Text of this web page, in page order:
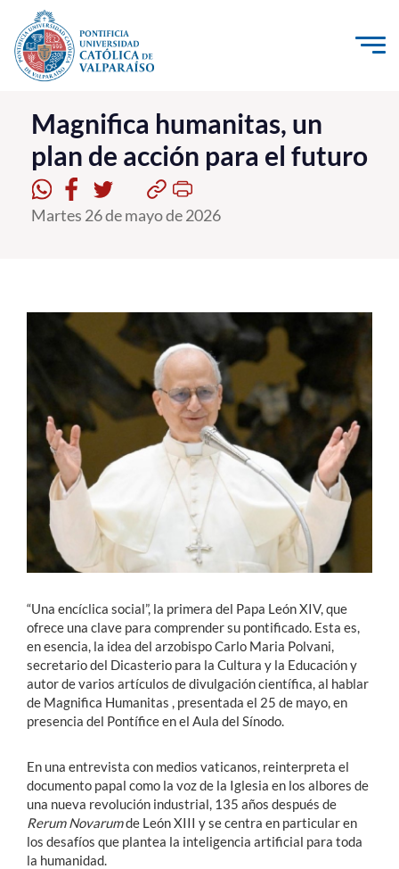
Click acá para ir directamente al contenido
La Universidad
Investigación, Creación e Innovación
PUCV Internacional
Vinculación con el Medio
Pregrado
Formación Continua
Estudiantes
Académicos
Funcionarios
Alumni
English
Magnifica humanitas, un
plan de acción para el futuro
Martes 26 de mayo de 2026
“Una encíclica social”, la primera del Papa León XIV, que
ofrece una clave para comprender su pontificado. Esta es,
en esencia, la idea del arzobispo Carlo Maria Polvani,
secretario del Dicasterio para la Cultura y la Educación y
autor de varios artículos de divulgación científica, al hablar
de Magnifica Humanitas , presentada el 25 de mayo, en
presencia del Pontífice en el Aula del Sínodo.
En una entrevista con medios vaticanos, reinterpreta el
documento papal como la voz de la Iglesia en los albores de
una nueva revolución industrial, 135 años después de
Rerum Novarumde León XIII y se centra en particular en
los desafíos que plantea la inteligencia artificial para toda
la humanidad.